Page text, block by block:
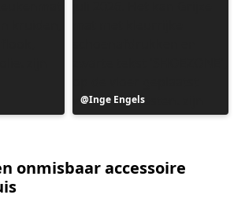
Bericht
gepubliceerd
Inge Engels
onmisbaar accessoire